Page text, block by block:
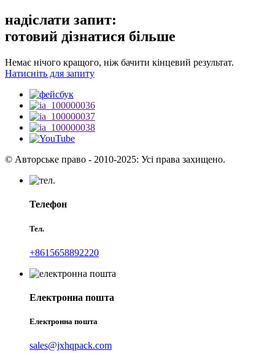
надіслати запит:
готовий дізнатися більше
Немає нічого кращого, ніж бачити кінцевий результат.
Натисніть для запиту
© Авторське право - 2010-2025: Усі права захищено.
Телефон
Тел.
+8615658892220
Електронна пошта
Електронна пошта
sales@jxhqpack.com